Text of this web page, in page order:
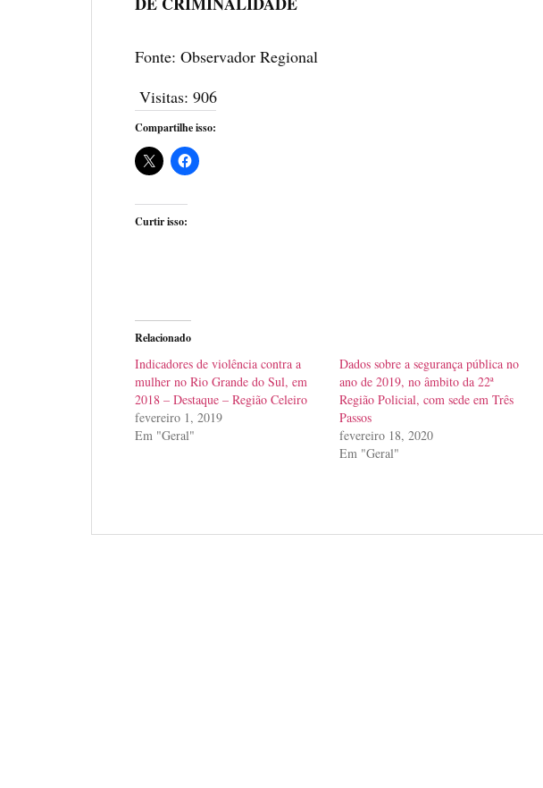
Fonte: Observador Regional
Visitas: 906
Compartilhe isso:
Curtir isso:
Relacionado
Indicadores de violência contra a
mulher no Rio Grande do Sul, em
2018 – Destaque – Região Celeiro
fevereiro 1, 2019
Em "Geral"
Dados sobre a segurança pública no
ano de 2019, no âmbito da 22ª
Região Policial, com sede em Três
Passos
fevereiro 18, 2020
Em "Geral"